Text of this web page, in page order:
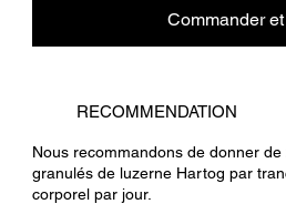
Commander
RECOMMENDATION
Nous recommandons de donner
granulés de luzerne Hartog par
corporel par jour.